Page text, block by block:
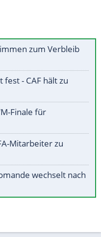
zum Verbleib
fest - CAF hält zu
Finale für
Mitarbeiter zu
wechselt nach